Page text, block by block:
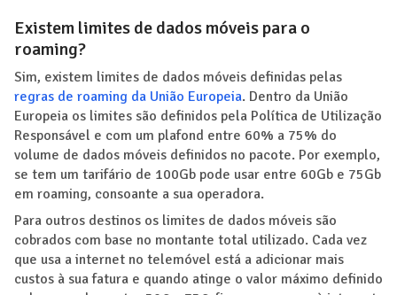
Existem limites de dados móveis para o
roaming?
Sim, existem limites de dados móveis definidas pelas
regras de roaming da União Europeia. Dentro da União
Europeia os limites são definidos pela Política de Utilização
Responsável e com um plafond entre 60% a 75% do
volume de dados móveis definidos no pacote. Por exemplo,
se tem um tarifário de 100Gb pode usar entre 60Gb e 75Gb
em roaming, consoante a sua operadora.
Para outros destinos os limites de dados móveis são
cobrados com base no montante total utilizado. Cada vez
que usa a internet no telemóvel está a adicionar mais
custos à sua fatura e quando atinge o valor máximo definido